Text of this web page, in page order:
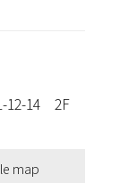
12-14 2F
map